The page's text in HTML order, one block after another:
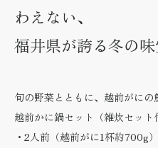
わえない、
福井県が誇る冬の味
旬の野菜とともに、越前がにの
越前かに鍋セット（雑炊セット
・2人前（越前がに1杯約700g）